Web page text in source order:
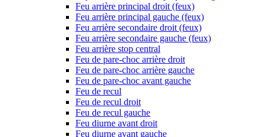
Feu arrière principal droit (feux)
Feu arrière principal gauche (feux)
Feu arrière secondaire droit (feux)
Feu arrière secondaire gauche (feux)
Feu arrière stop central
Feu de pare-choc arrière droit
Feu de pare-choc arrière gauche
Feu de pare-choc avant gauche
Feu de recul
Feu de recul droit
Feu de recul gauche
Feu diurne avant droit
Feu diurne avant gauche